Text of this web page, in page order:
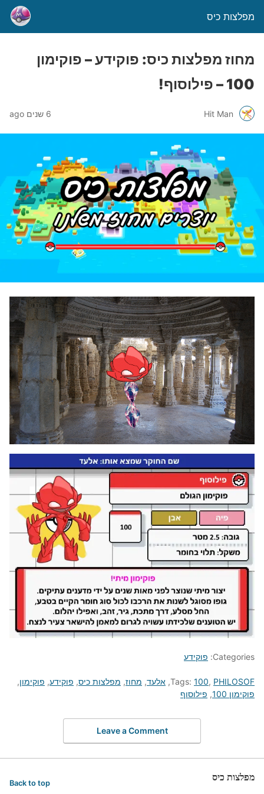
מפלצות כיס
מחוז מפלצות כיס: פוקידע – פוקימון
100 – פילוסוף!
Hit Man 6 שנים ago
Categories: פוקידע
Tags: 100, PHILOSOF
, אלעד, מחוז, מפלצות כיס, פוקידע, פוקימון,
פוקימון 100
, פילוסוף
Leave a Comment
מפלצות כיס Back to top